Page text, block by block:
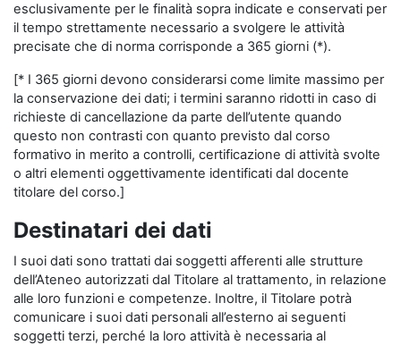
esclusivamente per le finalità sopra indicate e conservati per
il tempo strettamente necessario a svolgere le attività
precisate che di norma corrisponde a 365 giorni (*).
[* I 365 giorni devono considerarsi come limite massimo per
la conservazione dei dati; i termini saranno ridotti in caso di
richieste di cancellazione da parte dell’utente quando
questo non contrasti con quanto previsto dal corso
formativo in merito a controlli, certificazione di attività svolte
o altri elementi oggettivamente identificati dal docente
titolare del corso.]
Destinatari dei dati
I suoi dati sono trattati dai soggetti afferenti alle strutture
dell’Ateneo autorizzati dal Titolare al trattamento, in relazione
alle loro funzioni e competenze. Inoltre, il Titolare potrà
comunicare i suoi dati personali all’esterno ai seguenti
soggetti terzi, perché la loro attività è necessaria al